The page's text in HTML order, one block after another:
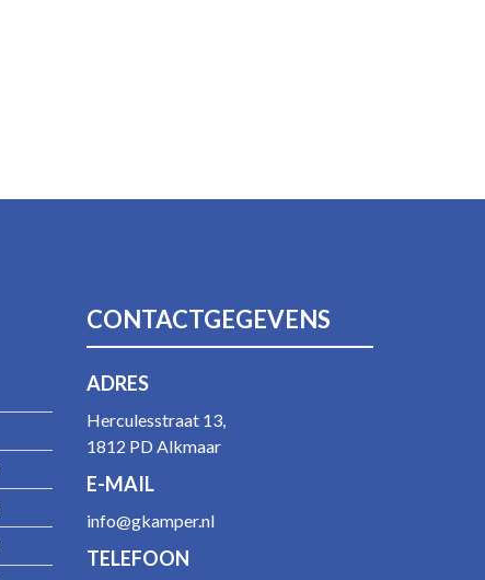
CONTACTGEGEVENS
ADRES
Herculesstraat 13,
1812 PD Alkmaar
E-MAIL
info@gkamper.nl
TELEFOON